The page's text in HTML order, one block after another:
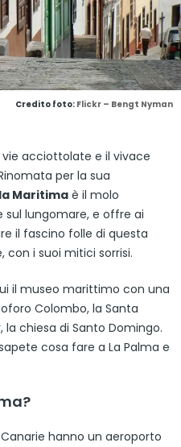
Credito foto: Flickr – Bengt Nyman
acciottolate e il vivace
per la sua
Maritima è il molo
lungomare, e offre ai
il fascino folle di questa
con i suoi mitici sorrisi.
il museo marittimo con una
Colombo, la Santa
la chiesa di Santo Domingo.
cosa fare a La Palma e
hanno un aeroporto